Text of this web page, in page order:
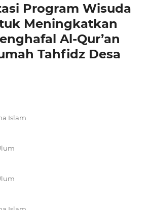
Program Wisuda
Meningkatkan
Al-Qur’an
Tahfidz Desa
Islam